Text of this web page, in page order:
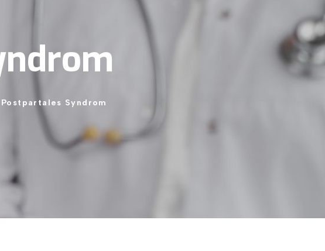
Postpartales Syndrom